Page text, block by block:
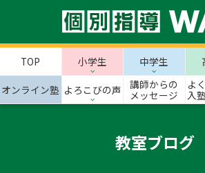
TOP 小学生 中学生
オンライン塾 よろこびの声
講師からの
メッセージ
よ
入
教室ブログ